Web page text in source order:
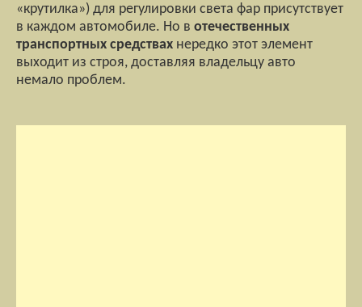
«крутилка») для регулировки света фар присутствует
в каждом автомобиле. Но в отечественных
транспортных средствах нередко этот элемент
выходит из строя, доставляя владельцу авто
немало проблем.